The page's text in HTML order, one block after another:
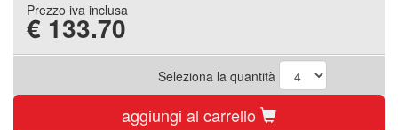
Prezzo iva inclusa
€ 133.70
Seleziona la quantità
aggiungi al carrello